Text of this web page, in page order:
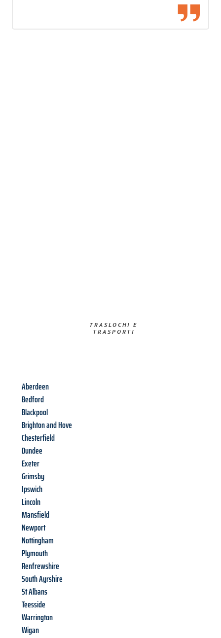
TRASLOCHI E
TRASPORTI​
Aberdeen
Bedford
Blackpool
Brighton and Hove
Chesterfield
Dundee
Exeter
Grimsby
Ipswich
Lincoln
Mansfield
Newport
Nottingham
Plymouth
Renfrewshire
South Ayrshire
St Albans
Teesside
Warrington
Wigan